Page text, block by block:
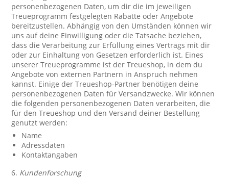
personenbezogenen Daten, um dir die im jeweiligen
Treueprogramm festgelegten Rabatte oder Angebote
bereitzustellen. Abhängig von den Umständen können wir
uns auf deine Einwilligung oder die Tatsache beziehen,
dass die Verarbeitung zur Erfüllung eines Vertrags mit dir
oder zur Einhaltung von Gesetzen erforderlich ist. Eines
unserer Treueprogramme ist der Treueshop, in dem du
Angebote von externen Partnern in Anspruch nehmen
kannst. Einige der Treueshop-Partner benötigen deine
personenbezogenen Daten für Versandzwecke. Wir können
die folgenden personenbezogenen Daten verarbeiten, die
für den Treueshop und den Versand deiner Bestellung
genutzt werden:
Name
Adressdaten
Kontaktangaben
6. Kundenforschung